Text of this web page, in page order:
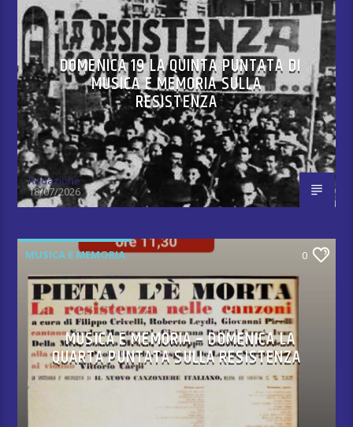
DOMENICA 19 LA QUINTA PUNTATA DI
MUSICA E MEMORIA SULLA
RESISTENZA
Redazione
18/07/2026
MUSICA E MEMORIA 0
MUSICA E MEMORIA – DOMENICA LA
QUARTA PUNTATA SULLA RESISTENZA